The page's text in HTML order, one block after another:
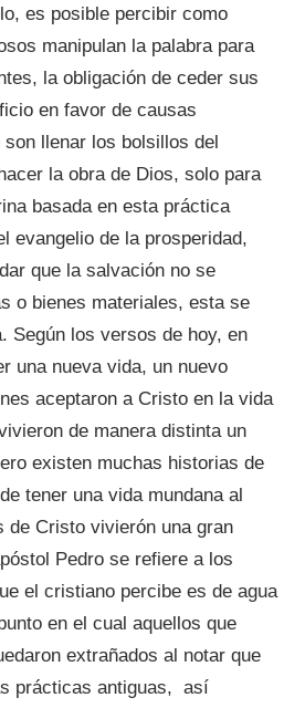
es posible percibir como
manipulan la palabra para
la obligación de ceder sus
en favor de causas
llenar los bolsillos del
la obra de Dios, solo para
basada en esta práctica
evangelio de la prosperidad,
que la salvación no se
o bienes materiales, esta se
Según los versos de hoy, en
una nueva vida, un nuevo
aceptaron a Cristo en la vida
de manera distinta un
existen muchas historias de
tener una vida mundana al
de Cristo vivierón una gran
Pedro se refiere a los
el cristiano percibe es de agua
en el cual aquellos que
extrañados al notar que
prácticas antiguas, así